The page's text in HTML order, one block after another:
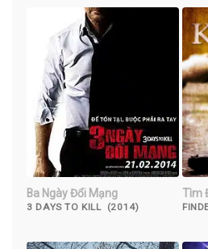
Ba Ngày Đổi Mạng
3 DAYS TO KILL (2014)
Tìm